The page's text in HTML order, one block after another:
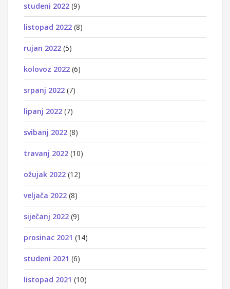
studeni 2022 (9)
listopad 2022 (8)
rujan 2022 (5)
kolovoz 2022 (6)
srpanj 2022 (7)
lipanj 2022 (7)
svibanj 2022 (8)
travanj 2022 (10)
ožujak 2022 (12)
veljača 2022 (8)
siječanj 2022 (9)
prosinac 2021 (14)
studeni 2021 (6)
listopad 2021 (10)